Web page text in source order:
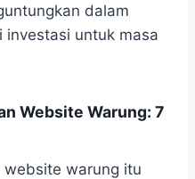
dalam
investasi untuk masa
Website Warung: 7
website warung itu